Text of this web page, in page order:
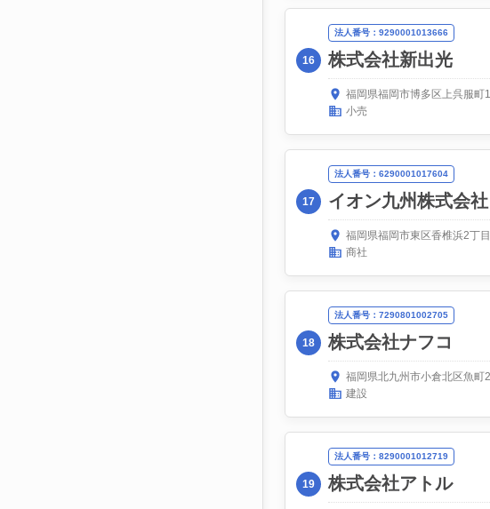
16
法人番号：9290001013666
株式会社新出光
福岡県福岡市博多区上呉服町
小売
17
法人番号：6290001017604
イオン九州株式会社
福岡県福岡市東区香椎浜2丁
商社
18
法人番号：7290801002705
株式会社ナフコ
福岡県北九州市小倉北区魚町
建設
19
法人番号：8290001012719
株式会社アトル